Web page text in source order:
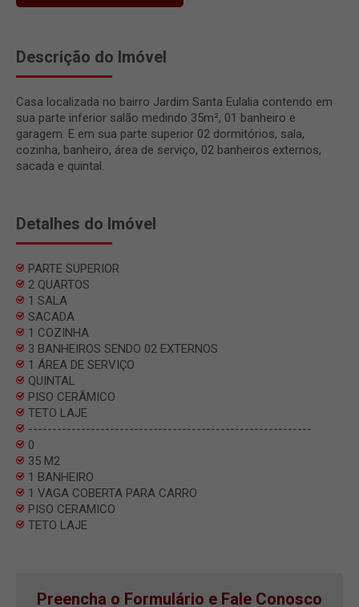
Descrição do Imóvel
Casa localizada no bairro Jardim Santa Eulalia contendo em
sua parte inferior salão medindo 35m², 01 banheiro e
garagem. E em sua parte superior 02 dormitórios, sala,
cozinha, banheiro, área de serviço, 02 banheiros externos,
sacada e quintal.
Detalhes do Imóvel
PARTE SUPERIOR
2 QUARTOS
1 SALA
SACADA
1 COZINHA
3 BANHEIROS SENDO 02 EXTERNOS
1 ÁREA DE SERVIÇO
QUINTAL
PISO CERÂMICO
TETO LAJE
-----------------------------------------------------------
0
35 M2
1 BANHEIRO
1 VAGA COBERTA PARA CARRO
PISO CERAMICO
TETO LAJE
Preencha o Formulário e Fale Conosco